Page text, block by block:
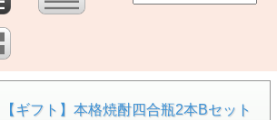
【ギフト】本格焼酎四合瓶2本Bセット